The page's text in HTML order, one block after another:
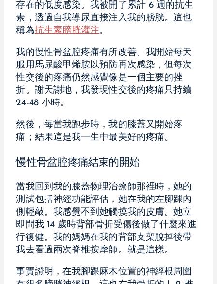
存在的低度感染。我被開了累計 6 週的抗生
素，透過自我導尿直接注入我的膀胱。這也
稱為抗生素膀胱灌注。
我的慢性骨盆腔疼痛有所改善。我開始每天
服用馬尿酸甲烯胺以預防再次感染，但每次
性交後的疼痛仍然感覺像是一個主要的挫
折。謝天謝地，我發現性交後的疼痛只持續
24-48 小時。
然後，每當我跑步時，我的膝蓋又開始疼
痛；結果這是我一生中最美好的疼痛。
慢性骨盆腔疼痛結束的開始
當我回到我的膝蓋物理治療師那裡時，她的
測試包括神經功能評估，她在我的左腳踝內
側輕敲。我感覺不到她觸摸我的皮膚。她立
即問我 14 歲時背部骨折受傷後做了什麼來進
行復健。我的媽媽在我的背部支架脫掉後帶
我去看過兩次脊椎按摩師。就是這樣。
事實證明，在我腳踝麻木位置的神經根周圍